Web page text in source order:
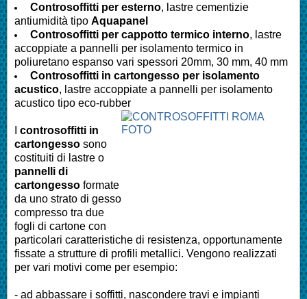
Controsoffitti per esterno, lastre cementizie
antiumidità tipo Aquapanel
Controsoffitti per cappotto termico interno, lastre
accoppiate a pannelli per isolamento termico in
poliuretano espanso vari spessori 20mm, 30 mm, 40 mm
Controsoffitti in cartongesso per isolamento
acustico, lastre accoppiate a pannelli per isolamento
acustico tipo eco-rubber
controsoffitti in
cartongesso sono
costituiti di lastre o
pannelli di
cartongesso formate
da uno strato di gesso
compresso tra due
fogli di cartone con
particolari caratteristiche di resistenza, opportunamente
fissate a strutture di profili metallici. Vengono realizzati
per vari motivi come per esempio:
- ad abbassare i soffitti, nascondere travi e impianti